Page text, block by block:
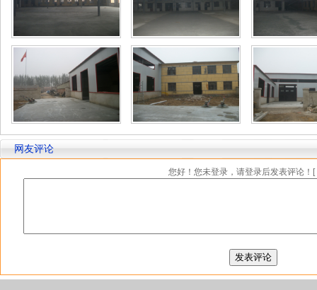
网友评论
您好！您未登录，请登录后发表评论！[